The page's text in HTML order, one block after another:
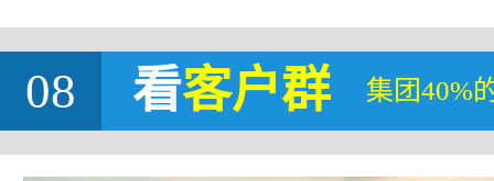
08 看客户群 集团40%